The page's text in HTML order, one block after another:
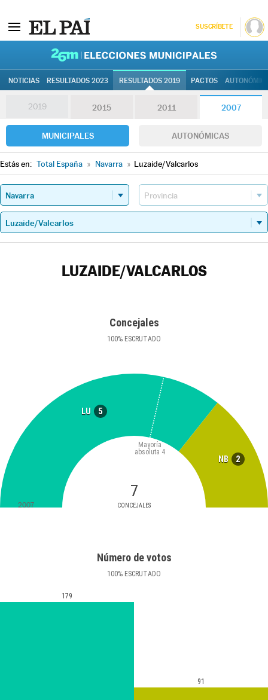
SUSCRÍBETE
NOTICIAS RESULTADOS 2023 RESULTADOS 2019 PACTOS
2019 2015 2011 2007
MUNICIPALES AUTONÓMICAS
Estás en: Total España » Navarra » Luzaide/Valcarlos
LUZAIDE/VALCARLOS
Concejales
100% ESCRUTADO
LU 5
NB 2
7
CONCEJALES
Mayoría
absoluta 4
2007
Número de votos
100% ESCRUTADO
179
91